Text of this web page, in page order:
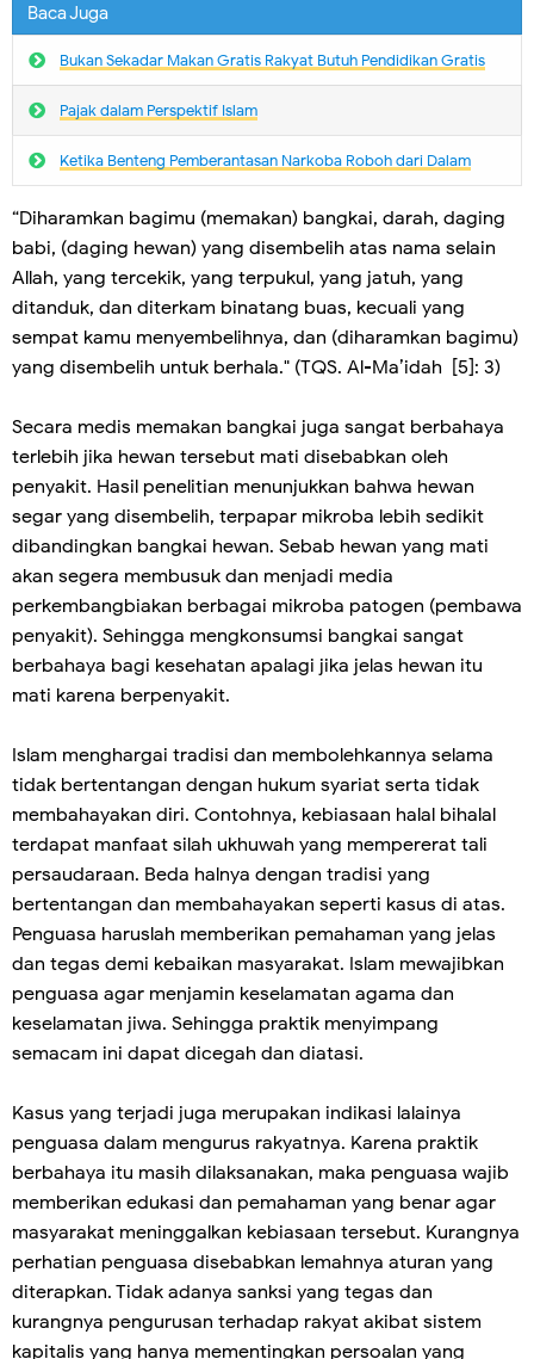
Baca Juga
Bukan Sekadar Makan Gratis Rakyat Butuh Pendidikan Gratis
Pajak dalam Perspektif Islam
Ketika Benteng Pemberantasan Narkoba Roboh dari Dalam
“Diharamkan bagimu (memakan) bangkai, darah, daging
babi, (daging hewan) yang disembelih atas nama selain
Allah, yang tercekik, yang terpukul, yang jatuh, yang
ditanduk, dan diterkam binatang buas, kecuali yang
sempat kamu menyembelihnya, dan (diharamkan bagimu)
yang disembelih untuk berhala." (TQS. Al-Ma’idah [5]: 3)
Secara medis memakan bangkai juga sangat berbahaya
terlebih jika hewan tersebut mati disebabkan oleh
penyakit. Hasil penelitian menunjukkan bahwa hewan
segar yang disembelih, terpapar mikroba lebih sedikit
dibandingkan bangkai hewan. Sebab hewan yang mati
akan segera membusuk dan menjadi media
perkembangbiakan berbagai mikroba patogen (pembawa
penyakit). Sehingga mengkonsumsi bangkai sangat
berbahaya bagi kesehatan apalagi jika jelas hewan itu
mati karena berpenyakit.
Islam menghargai tradisi dan membolehkannya selama
tidak bertentangan dengan hukum syariat serta tidak
membahayakan diri. Contohnya, kebiasaan halal bihalal
terdapat manfaat silah ukhuwah yang mempererat tali
persaudaraan. Beda halnya dengan tradisi yang
bertentangan dan membahayakan seperti kasus di atas.
Penguasa haruslah memberikan pemahaman yang jelas
dan tegas demi kebaikan masyarakat. Islam mewajibkan
penguasa agar menjamin keselamatan agama dan
keselamatan jiwa. Sehingga praktik menyimpang
semacam ini dapat dicegah dan diatasi.
Kasus yang terjadi juga merupakan indikasi lalainya
penguasa dalam mengurus rakyatnya. Karena praktik
berbahaya itu masih dilaksanakan, maka penguasa wajib
memberikan edukasi dan pemahaman yang benar agar
masyarakat meninggalkan kebiasaan tersebut. Kurangnya
perhatian penguasa disebabkan lemahnya aturan yang
diterapkan. Tidak adanya sanksi yang tegas dan
kurangnya pengurusan terhadap rakyat akibat sistem
kapitalis yang hanya mementingkan persoalan yang